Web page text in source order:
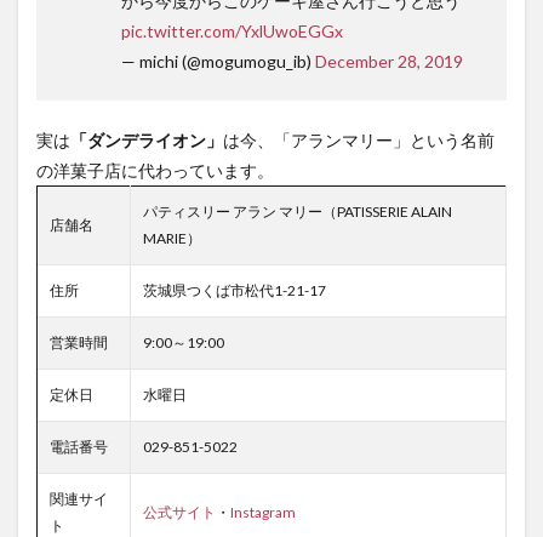
pic.twitter.com/YxlUwoEGGx
— michi (@mogumogu_ib) December 28, 2019
実は 「ダンデライオン」 は今、「アランマリー」という名前
の洋菓子店に代わっています。
店舗名
パティスリー アラン マリー（PATISSERIE ALAIN
MARIE）
住所 茨城県つくば市松代1-21-17
営業時間 9:00～19:00
定休日 水曜日
電話番号 029-851-5022
関連サイ
ト
公式サイト ・ Instagram